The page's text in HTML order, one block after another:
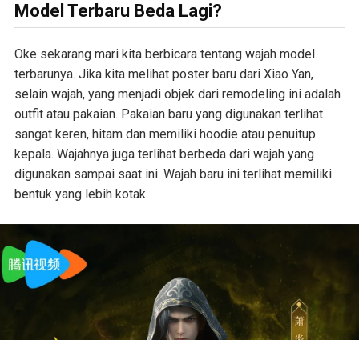
Model Terbaru Beda Lagi?
Oke sekarang mari kita berbicara tentang wajah model
terbarunya. Jika kita melihat poster baru dari Xiao Yan,
selain wajah, yang menjadi objek dari remodeling ini adalah
outfit atau pakaian. Pakaian baru yang digunakan terlihat
sangat keren, hitam dan memiliki hoodie atau penuitup
kepala. Wajahnya juga terlihat berbeda dari wajah yang
digunakan sampai saat ini. Wajah baru ini terlihat memiliki
bentuk yang lebih kotak.